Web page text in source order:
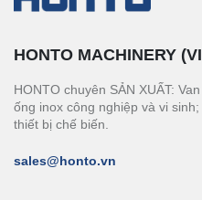
HONTO MACHINERY
HONTO chuyên SẢN XUẤT:
ống inox công nghiệp và vi
thiết bị chế biến.
sales@honto.vn